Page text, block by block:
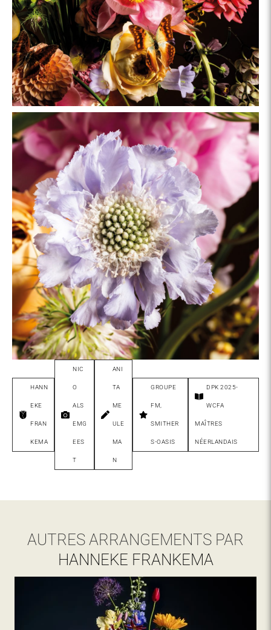
HANN
EKE
FRAN
KEMA
NIC
O
ALS
EMG
EES
T
ANI
TA
ME
ULE
MA
N
GROUPE
FM
SMITHER
S-OASIS
DPK 2025-
WCFA
MAÎTRES
NÉERLANDAIS
AUTRES ARRANGEMENTS PAR
HANNEKE FRANKEMA